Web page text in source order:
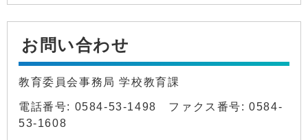
お問い合わせ
教育委員会事務局 学校教育課
電話番号: 0584-53-1498 ファクス番号: 0584-
53-1608